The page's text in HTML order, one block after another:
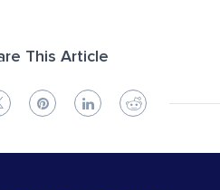
This Article